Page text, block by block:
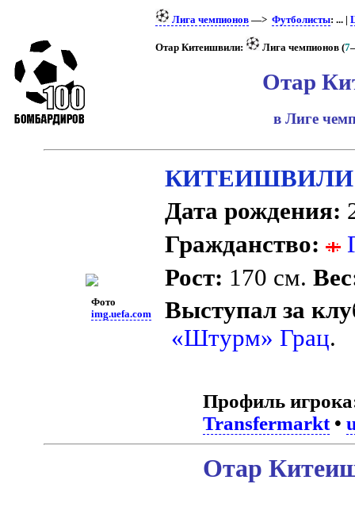
Лига чемпионов —>Футболисты: ... |
Отар Китеишвили: Лига чемпионов (7
Отар
в Лиге
Фото
img.uefa.com
КИТЕИШВИЛИ
Дата рождения:
Гражданство:
Рост: 170 см.
Выступал за
«Штурм» Грац.
Профиль
Transfermarkt•
Отар